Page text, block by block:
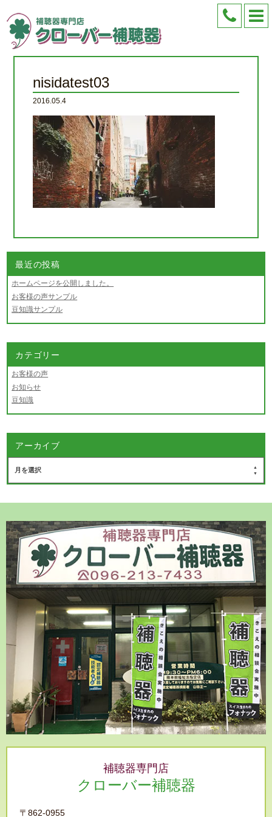
nisidatest03
2016.05.4
最近の投稿
ホームページを公開しました。
お客様の声サンプル
豆知識サンプル
カテゴリー
お客様の声
お知らせ
豆知識
アーカイブ
月を選択
補聴器専門店
クローバー補聴器
〒862-0955